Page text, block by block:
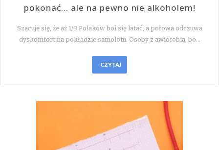
pokonać… ale na pewno nie alkoholem!
Szacuje się, że aż 1/3 Polaków boi się latać, a połowa odczuwa
dyskomfort na pokładzie samolotu. Osoby z awiofobią, bo…
CZYTAJ